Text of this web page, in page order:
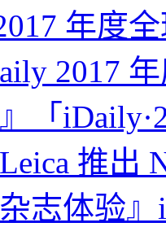
年度
2017
「
推出
杂志体验